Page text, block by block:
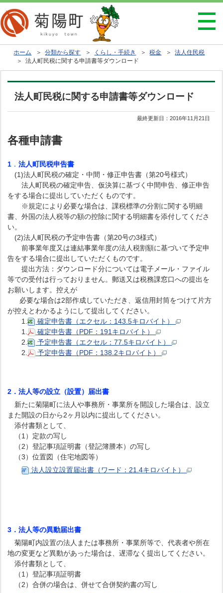
ホーム ＞分類から探す ＞ くらし・手続き ＞税金 ＞法人住民税
＞ 法人町民税に関する申請書等ダウンロード
法人町民税に関する申請書等ダウンロード
最終更新日：2016年11月21日
各種申請書
1 ．法人町民税申告書
(1)法人町民税の確定・中間・修正申告書（第20号様式）
法人町民税の確定申告、仮決算に基づく中間申告、修正申告
をする場合に提出していただくものです。
※規定により必要な場合は、課税標準の分割に関する明細
書、外国の法人税等の額の控除に関する明細書を添付してくださ
い。
(2)法人町民税の予定申告書（第20号の3様式）
前事業年度又は連結事業年度の法人税割額に基づいて予定申
告をする場合に提出していただくものです。
提出方法：ダウンロード分については電子メール・ファイル
等での受付は行っておりません。郵送又は税務課窓口への提出を
お願いします。控えが
必要な場合は2部作成していただき、返信用封筒をつけて片方
が控えとわかるようにして提出してください。
1.
確定申告書（エクセル：143.5キロバイト）
1.
確定申告書（PDF：191キロバイト）
2.
予定申告書（エクセル：77.5キロバイト）
2.
予定申告書（PDF：138.2キロバイト）
2．法人等の設立（設置）届出書
新たに菊陽町に法人や事務所・事業所を開設した場合は、設立
また開設の日から2ヶ月以内に提出してください。
添付書類として、
（1）定款の写し
（2）登記事項証明書（登記簿謄本）の写し
（3）位置図（住宅地図等）
法人設立設置届出書（ワード：21.4キロバイト）
3．法人等の異動届出書
菊陽町内設置の法人または事務所・事業所等で、代表者や所在
地の変更など異動があった場合は、遅滞なく提出してください。
添付書類として、
（1）登記事項証明書
（2）合併の場合は、併せて合併契約書の写し